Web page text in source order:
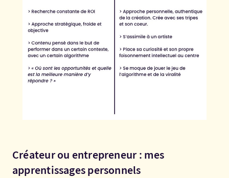
Créateur ou entrepreneur : mes
apprentissages personnels